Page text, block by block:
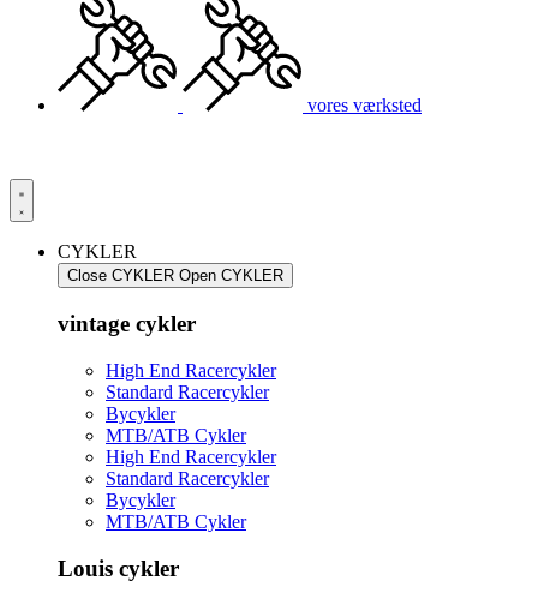
vores værksted
CYKLER
Close CYKLER Open CYKLER
vintage cykler
High End Racercykler
Standard Racercykler
Bycykler
MTB/ATB Cykler
High End Racercykler
Standard Racercykler
Bycykler
MTB/ATB Cykler
Louis cykler